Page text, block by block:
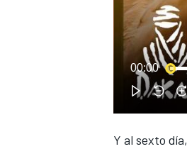
00:00
Y al sexto día,